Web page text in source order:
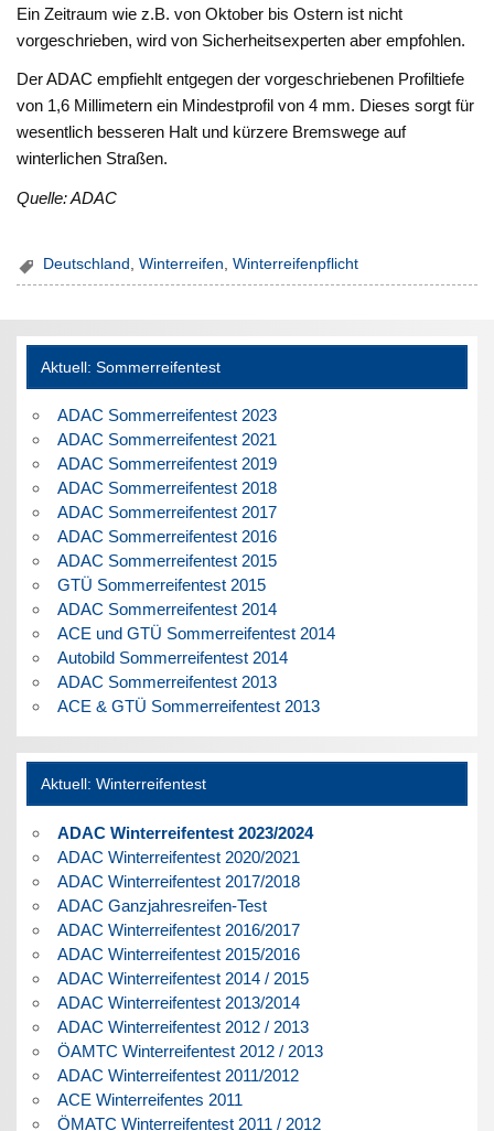
Ein Zeitraum wie z.B. von Oktober bis Ostern ist nicht
vorgeschrieben, wird von Sicherheitsexperten aber empfohlen.
Der ADAC empfiehlt entgegen der vorgeschriebenen Profiltiefe
von 1,6 Millimetern ein Mindestprofil von 4 mm. Dieses sorgt für
wesentlich besseren Halt und kürzere Bremswege auf
winterlichen Straßen.
Quelle: ADAC
Deutschland ,Winterreifen,Winterreifenpflicht
Aktuell: Sommerreifentest
ADAC Sommerreifentest 2023
ADAC Sommerreifentest 2021
ADAC Sommerreifentest 2019
ADAC Sommerreifentest 2018
ADAC Sommerreifentest 2017
ADAC Sommerreifentest 2016
ADAC Sommerreifentest 2015
GTÜ Sommerreifentest 2015
ADAC Sommerreifentest 2014
ACE und GTÜ Sommerreifentest 2014
Autobild Sommerreifentest 2014
ADAC Sommerreifentest 2013
ACE & GTÜ Sommerreifentest 2013
Aktuell: Winterreifentest
ADAC Winterreifentest 2023/2024
ADAC Winterreifentest 2020/2021
ADAC Winterreifentest 2017/2018
ADAC Ganzjahresreifen-Test
ADAC Winterreifentest 2016/2017
ADAC Winterreifentest 2015/2016
ADAC Winterreifentest 2014 / 2015
ADAC Winterreifentest 2013/2014
ADAC Winterreifentest 2012 / 2013
ÖAMTC Winterreifentest 2012 / 2013
ADAC Winterreifentest 2011/2012
ACE Winterreifentes 2011
ÖMATC Winterreifentest 2011 / 2012